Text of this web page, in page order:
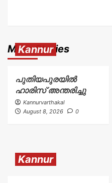
More Stories
Kannur
പുതിയപുരയിൽ
ഹാരിസ് അന്തരിച്ചു
Kannurvarthakal
August 8, 2026
0
Kannur